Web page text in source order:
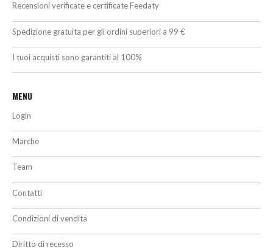
Recensioni verificate e certificate Feedaty
Spedizione gratuita per gli ordini superiori a 99 €
I tuoi acquisti sono garantiti al 100%
MENU
Login
Marche
Team
Contatti
Condizioni di vendita
Diritto di recesso